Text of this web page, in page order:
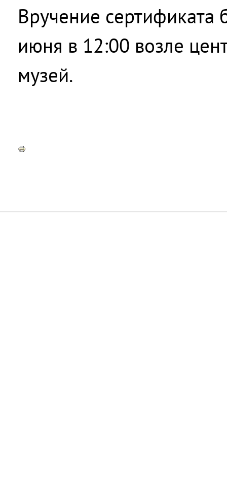
Вручение сертификата
июня в 12:00 возле
музей.